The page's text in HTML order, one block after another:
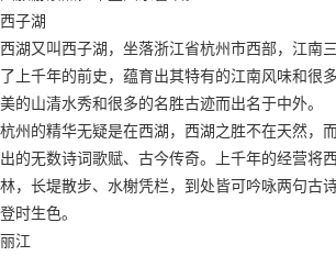
西子湖
西湖又叫西子湖，坐落浙江省杭州市西部，江南
了上千年的前史，蕴育出其特有的江南风味和很
美的山清水秀和很多的名胜古迹而出名于中外。
杭州的精华无疑是在西湖，西湖之胜不在天然，
出的无数诗词歌赋、古今传奇。上千年的经营将
林，长堤散步、水榭凭栏，到处皆可吟咏两句古
登时生色。
丽江